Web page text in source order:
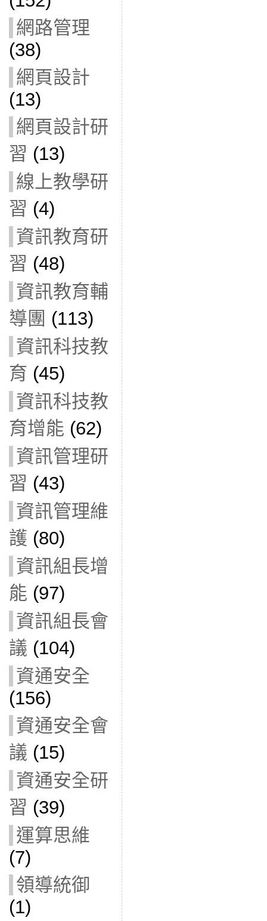
網路管理
(38)
網頁設計
(13)
網頁設計研
習 (13)
線上教學研
習 (4)
資訊教育研
習 (48)
資訊教育輔
導團 (113)
資訊科技教
育 (45)
資訊科技教
育增能 (62)
資訊管理研
習 (43)
資訊管理維
護 (80)
資訊組長增
能 (97)
資訊組長會
議 (104)
資通安全
(156)
資通安全會
議 (15)
資通安全研
習 (39)
運算思維
(7)
領導統御
(1)